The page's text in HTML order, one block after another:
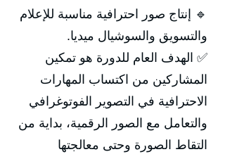
🔹 إنتاج صور احترافية مناسبة للإعلام
والتسويق والسوشيال ميديا.
✅ الهدف العام للدورة هو تمكين
المشاركين من اكتساب المهارات
الاحترافية في التصوير الفوتوغرافي
والتعامل مع الصور الرقمية، بداية من
التقاط الصورة وحتى معالجتها